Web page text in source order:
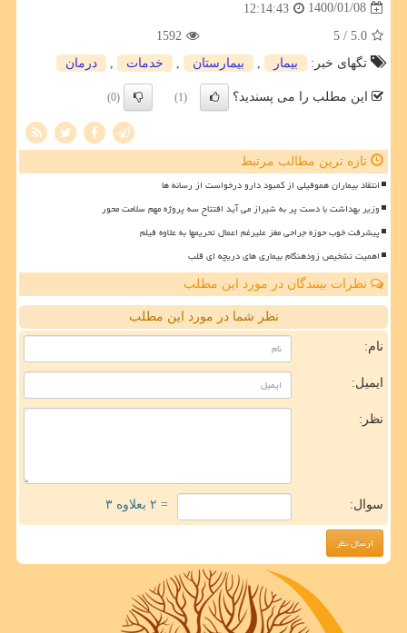
1400/01/08
12:14:43
5.0
/ 5
1592
تگهای خبر:
بیمار بیمارستان خدمات درمان
این مطلب را می پسندید؟ (1)
(0)
تازه ترین مطالب مرتبط
انتقاد بیماران هموفیلی از کمبود دارو درخواست از رسانه ها
وزیر بهداشت با دست پر به شیراز می آید افتتاح سه پروژه مهم سلامت محور
پیشرفت خوب حوزه جراحی مغز علیرغم اعمال تحریمها به علاوه فیلم
اهمیت تشخیص زودهنگام بیماری های دریچه ای قلب
نظرات بینندگان در مورد این مطلب
نظر شما در مورد این مطلب
نام:
ایمیل:
نظر:
سوال: = ۲ بعلاوه ۳